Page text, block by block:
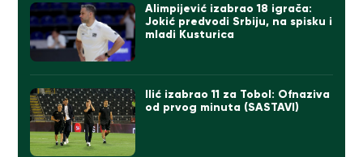
Alimpijević izabrao 18 igrača:
Jokić predvodi Srbiju, na spisku i
mladi Kusturica
Ilić izabrao 11 za Tobol: Ofnaziva
od prvog minuta (SASTAVI)